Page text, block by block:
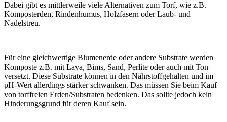
Dabei gibt es mittlerweile viele Alternativen zum Torf, wie z.B.
Komposterden, Rindenhumus, Holzfasern oder Laub- und
Nadelstreu.
Für eine gleichwertige Blumenerde oder andere Substrate werden
Komposte z.B. mit Lava, Bims, Sand, Perlite oder auch mit Ton
versetzt. Diese Substrate können in den Nährstoffgehalten und im
pH-Wert allerdings stärker schwanken. Das müssen Sie beim Kauf
von torffreien Erden/Substraten bedenken. Das sollte jedoch kein
Hinderungsgrund für deren Kauf sein.